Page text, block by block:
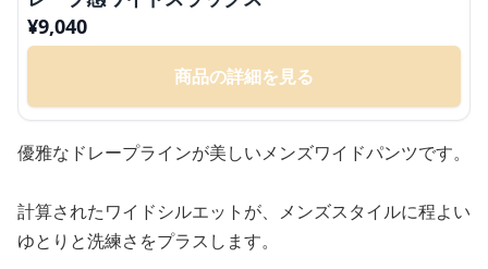
¥9,040
商品の詳細を見る
優雅なドレープラインが美しいメンズワイドパンツです。
計算されたワイドシルエットが、メンズスタイルに程よい
ゆとりと洗練さをプラスします。